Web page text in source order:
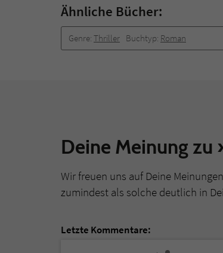
Ähnliche Bücher:
Genre: Thriller Buchtyp: Roman
Deine Meinung zu
Wir freuen uns auf Deine
zumindest als solche deutlich in
Letzte Kommentare: